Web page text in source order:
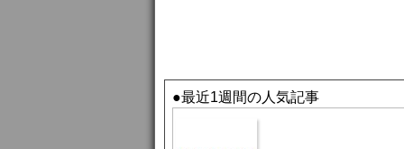
●最近1週間の人気記事